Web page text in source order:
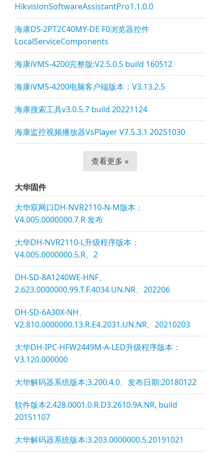
HikvisionSoftwareAssistantPro1.1.0.0
海康DS-2PT2C40MY-DE F0浏览器控件
LocalServiceComponents
海康iVMS-4200完整版:V2.5.0.5 build 160512
海康iVMS-4200电脑客户端版本：V3.13.2.5
海康搜索工具v3.0.5.7 build 20221124
海康监控视频播放器VsPlayer V7.5.3.1 20251030
查看更多 »
大华固件
大华双网口DH-NVR2110-N-M版本：
V4.005.0000000.7.R 发布
大华DH-NVR2110-L升级程序版本：
V4.005.0000000.5.R、2
DH-SD-8A1240WE-HNF、
2.623.0000000.99.T.F.4034.UN.NR、202206
DH-SD-6A30X-NH、
V2.810.0000000.13.R.E4.2031.UN.NR、20210203
大华DH-IPC-HFW2449M-A-LED升级程序版本：
V3.120.000000
大华解码器系统版本:3.200.4.0、发布日期:20180122
软件版本2.428.0001.0.R.D3.2610.9A.NR, build
20151107
大华解码器系统版本:3.203.0000000.5.20191021